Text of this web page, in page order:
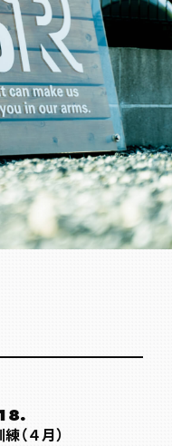
（４月）